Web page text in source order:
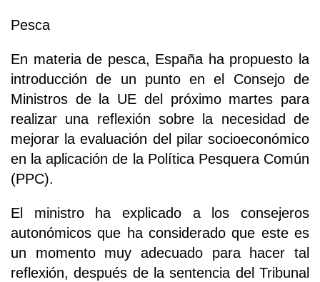
Pesca
En materia de pesca, España ha propuesto la
introducción de un punto en el Consejo de
Ministros de la UE del próximo martes para
realizar una reflexión sobre la necesidad de
mejorar la evaluación del pilar socioeconómico
en la aplicación de la Política Pesquera Común
(PPC).
El ministro ha explicado a los consejeros
autonómicos que ha considerado que este es
un momento muy adecuado para hacer tal
reflexión, después de la sentencia del Tribunal